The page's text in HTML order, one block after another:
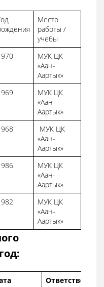
Место
работы /
учебы
МУК ЦК
«Аан-
Аартык»
МУК ЦК
«Аан-
Аартык»
МУК ЦК
«Аан-
Аартык»
МУК ЦК
«Аан-
Аартык»
МУК ЦК
«Аан-
Аартык»
Ответственный